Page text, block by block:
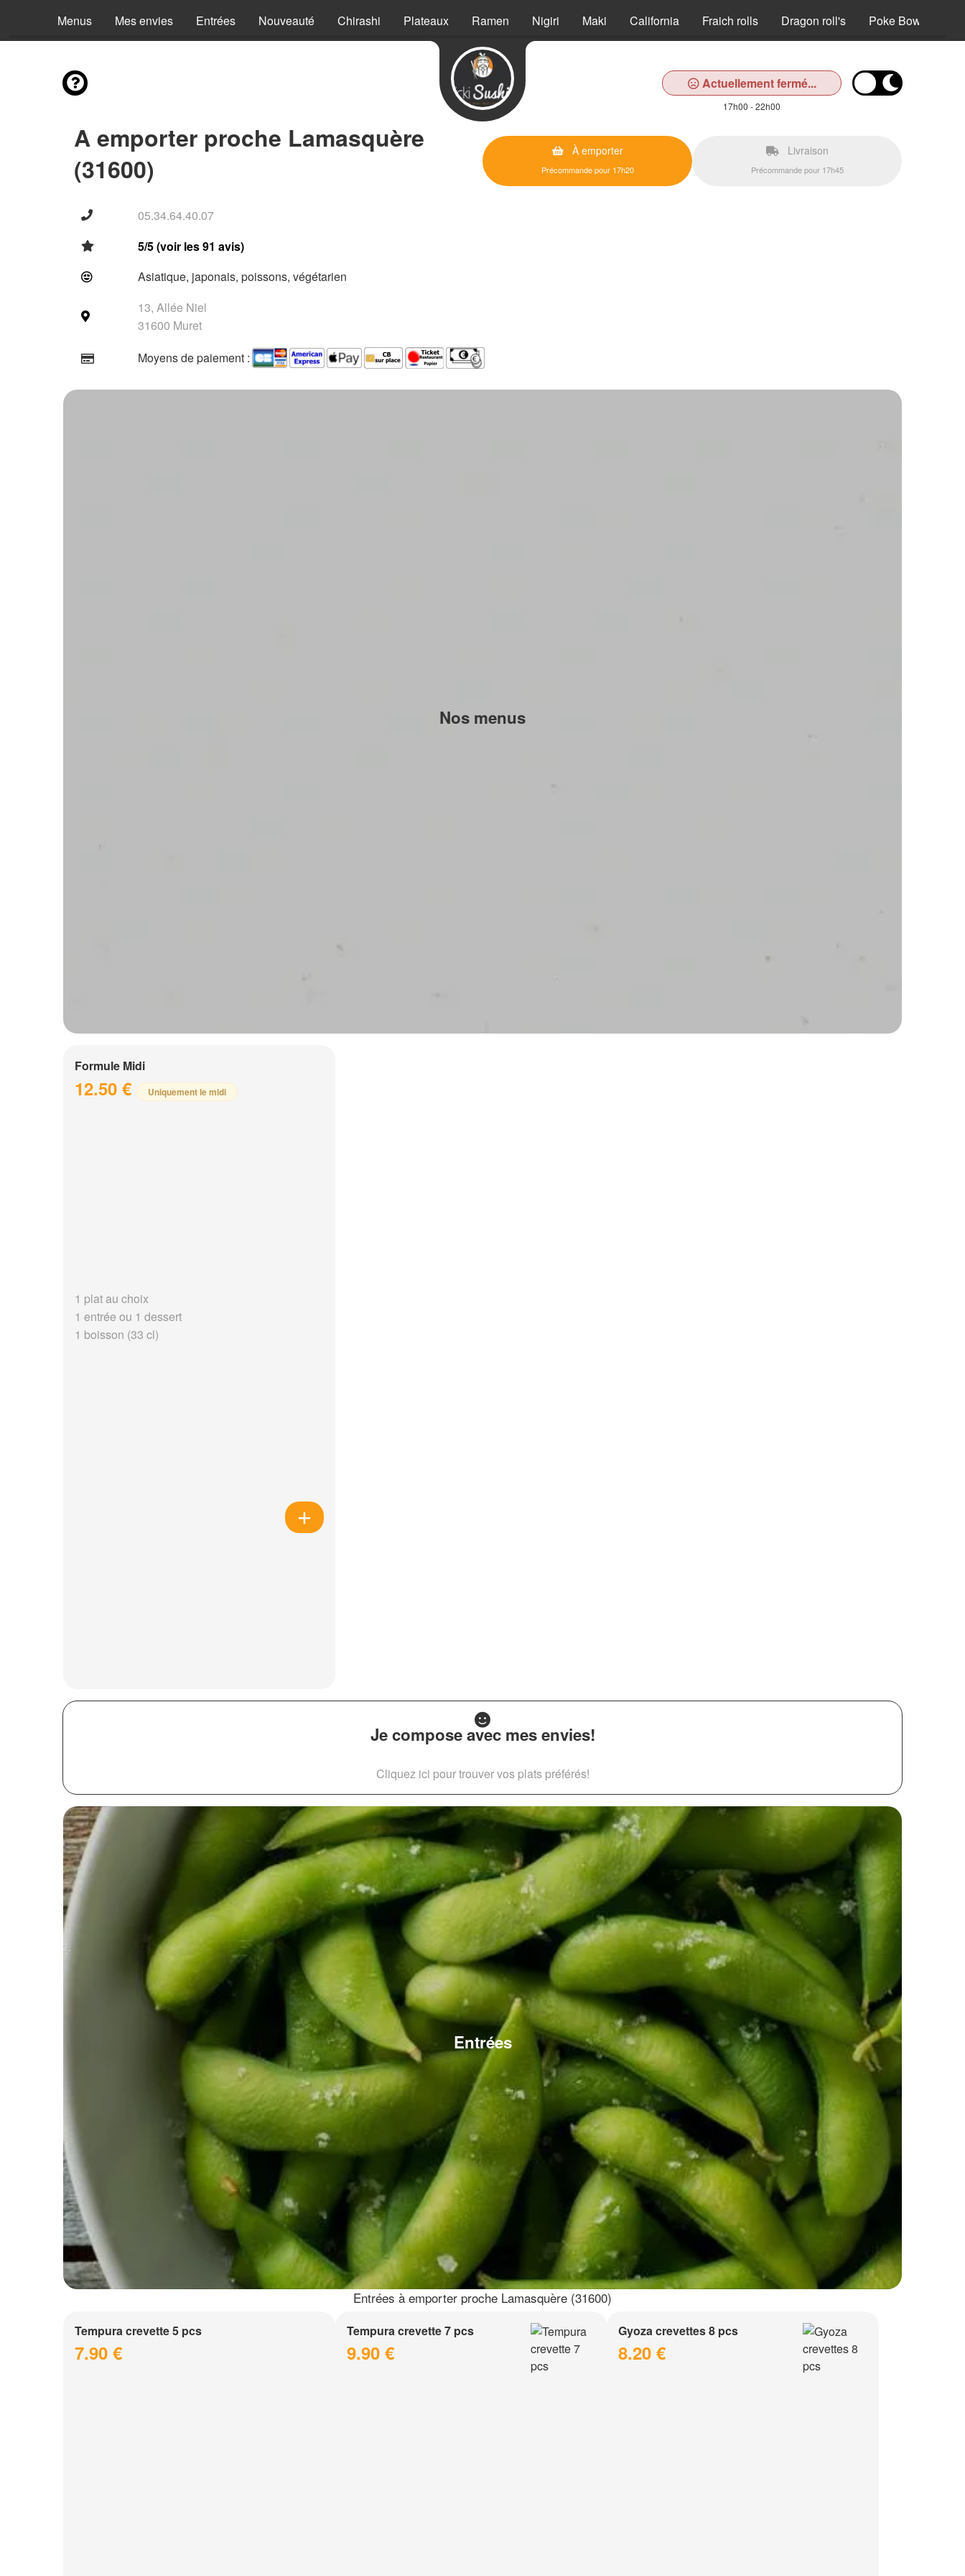
Menus Mes envies Entrées Nouveauté Chirashi Plateaux Ramen Nigiri Maki California Fraich rolls Dragon roll's Poke Bowl
Actuellement fermé...
17h00 - 22h00
A emporter proche Lamasquère
(31600)
À emporter
Précommande pour 17h20
Livraison
Précommande pour 17h45
05.34.64.40.07
5/5 (voir les 91 avis)
Asiatique, japonais, poissons, végétarien
13, Allée Niel
31600 Muret
Moyens de paiement :
Nos menus
Formule Midi
12.50 € Uniquement le midi
1 plat au choix
1 entrée ou 1 dessert
1 boisson (33 cl)
Je compose avec mes envies!
Cliquez ici pour trouver vos plats préférés!
Entrées
Entrées à emporter proche Lamasquère (31600)
Tempura crevette 5 pcs
7.90 €
Tempura crevette 7 pcs
9.90 €
Gyoza crevettes 8 pcs
8.20 €